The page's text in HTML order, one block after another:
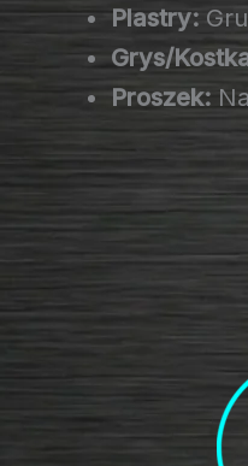
Plastry:
Grys/
Proszek: